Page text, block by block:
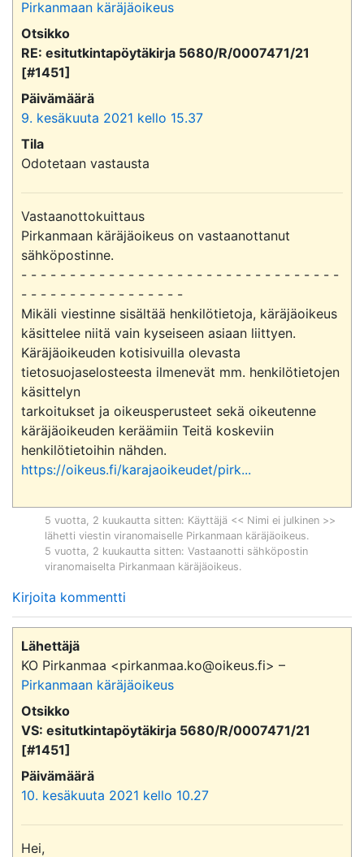
Pirkanmaan käräjäoikeus
Otsikko
RE: esitutkintapöytäkirja 5680/R/0007471/21
[#1451]
Päivämäärä
9. kesäkuuta 2021 kello 15.37
Tila
Odotetaan vastausta
Vastaanottokuittaus
Pirkanmaan käräjäoikeus on vastaanottanut
sähköpostinne.
- - - - - - - - - - - - - - - - - - - - - - - - - - - - - - - - -
- - - - - - - - - - - - - - - - -
Mikäli viestinne sisältää henkilötietoja, käräjäoikeus
käsittelee niitä vain kyseiseen asiaan liittyen.
Käräjäoikeuden kotisivuilla olevasta
tietosuojaselosteesta ilmenevät mm. henkilötietojen
käsittelyn
tarkoitukset ja oikeusperusteet sekä oikeutenne
käräjäoikeuden keräämiin Teitä koskeviin
https://oikeus.fi/karajaoikeudet/pirk...
5 vuotta, 2 kuukautta sitten: Käyttäjä << Nimi ei julkinen >>
lähetti viestin viranomaiselle Pirkanmaan käräjäoikeus.
5 vuotta, 2 kuukautta sitten: Vastaanotti sähköpostin
viranomaiselta Pirkanmaan käräjäoikeus.
Kirjoita kommentti
Lähettäjä
KO Pirkanmaa <pirkanmaa.ko@oikeus.fi> –
Pirkanmaan käräjäoikeus
Otsikko
VS: esitutkintapöytäkirja 5680/R/0007471/21
[#1451]
Päivämäärä
10. kesäkuuta 2021 kello 10.27
Hei,